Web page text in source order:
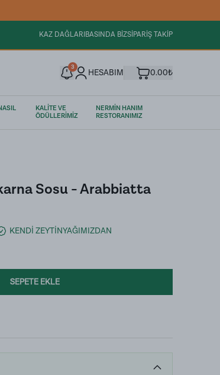
KAZ DAĞLARIBASINDA BİZSİPARİŞ TAKİP
3
HESABIM 0.00₺
KALİTE VE
ÖDÜLLERİMİZ
NERMİN HANIM
RESTORANIMIZ
Sosu - Arabbiatta
KENDİ ZEYTİNYAĞIMIZDAN
SEPETE EKLE